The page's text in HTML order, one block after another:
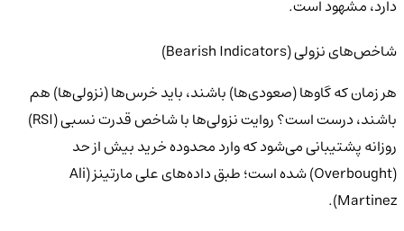
دارد، مشهود است.
شاخص‌های نزولی (Bearish Indicators)
هر زمان که گاوها (صعودی‌ها) باشند، باید خرس‌ها (نزولی‌ها) هم
باشند، درست است؟ روایت نزولی‌ها با شاخص قدرت نسبی (RSI)
روزانه پشتیبانی می‌شود که وارد محدوده خرید بیش از حد
(Overbought) شده است؛ طبق داده‌های علی مارتینز (Ali
Martinez).